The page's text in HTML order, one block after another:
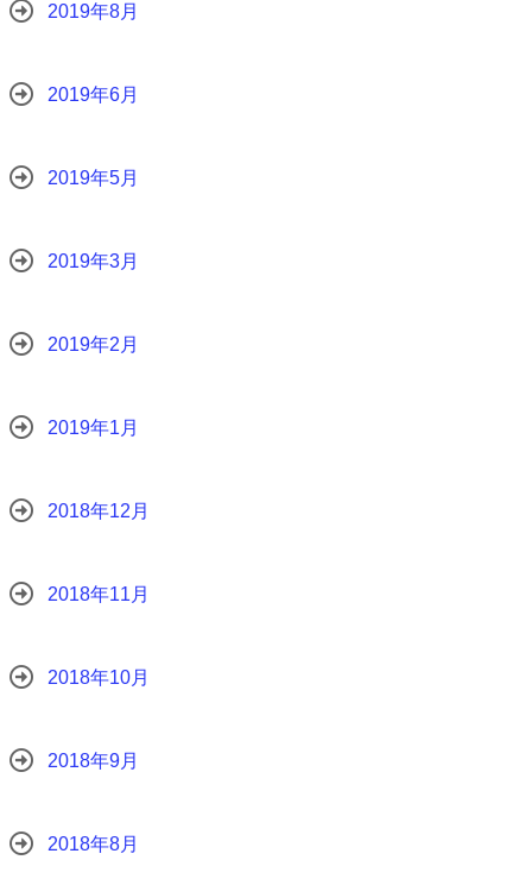
2019年8月
2019年6月
2019年5月
2019年3月
2019年2月
2019年1月
2018年12月
2018年11月
2018年10月
2018年9月
2018年8月